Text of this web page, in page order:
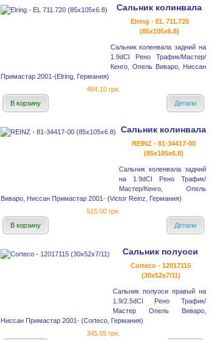
Сальник колинвала
Elring - EL 711.720
(85x105x6.8)
Сальник коленвала задний на
1.9dCI Рено Трафик/Мастер/
Кенго, Опель Виваро, Ниссан
Примастар 2001-(Elring, Германия)
484.10 грн.
В корзину
Детали
Сальник колинвала
REINZ - 81-34417-00
(85x105x6.8)
Сальник коленвала задний
на 1.9dCI Рено Трафик/
Мастер/Кенго, Опель
Виваро, Ниссан Примастар 2001- (Victor Reinz, Германия)
515.00 грн.
В корзину
Детали
Сальник полуоси
Corteco - 12017115
(30x52x7/11)
Сальник полуоси правый на
1.9/2.5dCI Рено Трафик/
Мастер Опель Виваро,
Ниссан Примастар 2001- (Corteco, Германия)
345.05 грн.